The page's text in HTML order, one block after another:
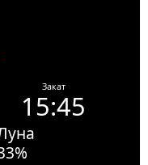
Закат
15:45